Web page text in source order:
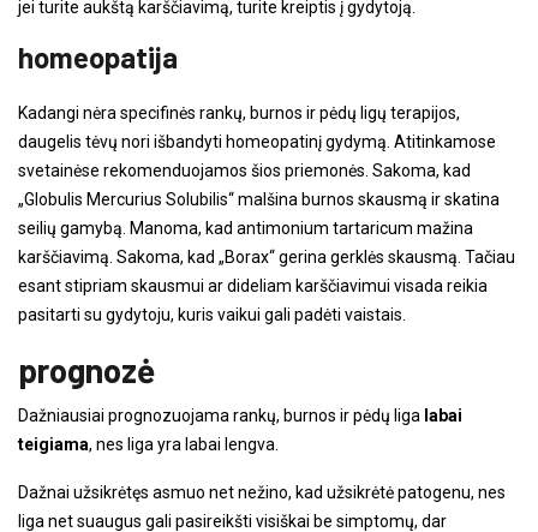
jei turite aukštą karščiavimą, turite kreiptis į gydytoją.
homeopatija
Kadangi nėra specifinės rankų, burnos ir pėdų ligų terapijos,
daugelis tėvų nori išbandyti homeopatinį gydymą. Atitinkamose
svetainėse rekomenduojamos šios priemonės. Sakoma, kad
„Globulis Mercurius Solubilis“ malšina burnos skausmą ir skatina
seilių gamybą. Manoma, kad antimonium tartaricum mažina
karščiavimą. Sakoma, kad „Borax“ gerina gerklės skausmą. Tačiau
esant stipriam skausmui ar dideliam karščiavimui visada reikia
pasitarti su gydytoju, kuris vaikui gali padėti vaistais.
prognozė
Dažniausiai prognozuojama rankų, burnos ir pėdų liga labai
teigiama, nes liga yra labai lengva.
Dažnai užsikrėtęs asmuo net nežino, kad užsikrėtė patogenu, nes
liga net suaugus gali pasireikšti visiškai be simptomų, dar